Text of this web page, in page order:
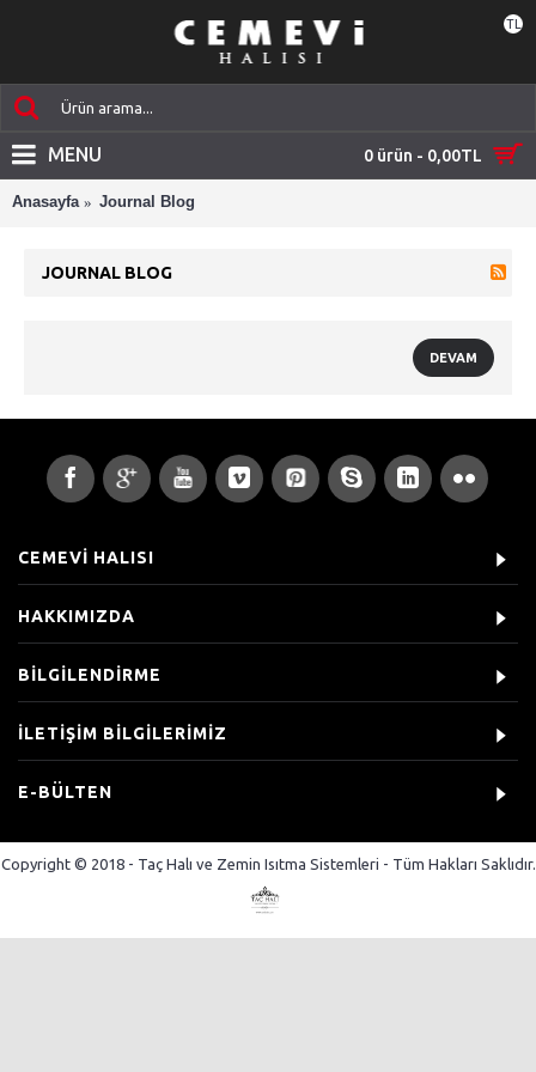
TL
0 ürün - 0,00TL
MENU
Anasayfa Journal Blog
JOURNAL BLOG
DEVAM
CEMEVİ HALISI
HAKKIMIZDA
BİLGİLENDİRME
İLETİŞİM BİLGİLERİMİZ
E-BÜLTEN
Copyright © 2018 - Taç Halı ve Zemin Isıtma Sistemleri - Tüm Hakları Saklıdır.